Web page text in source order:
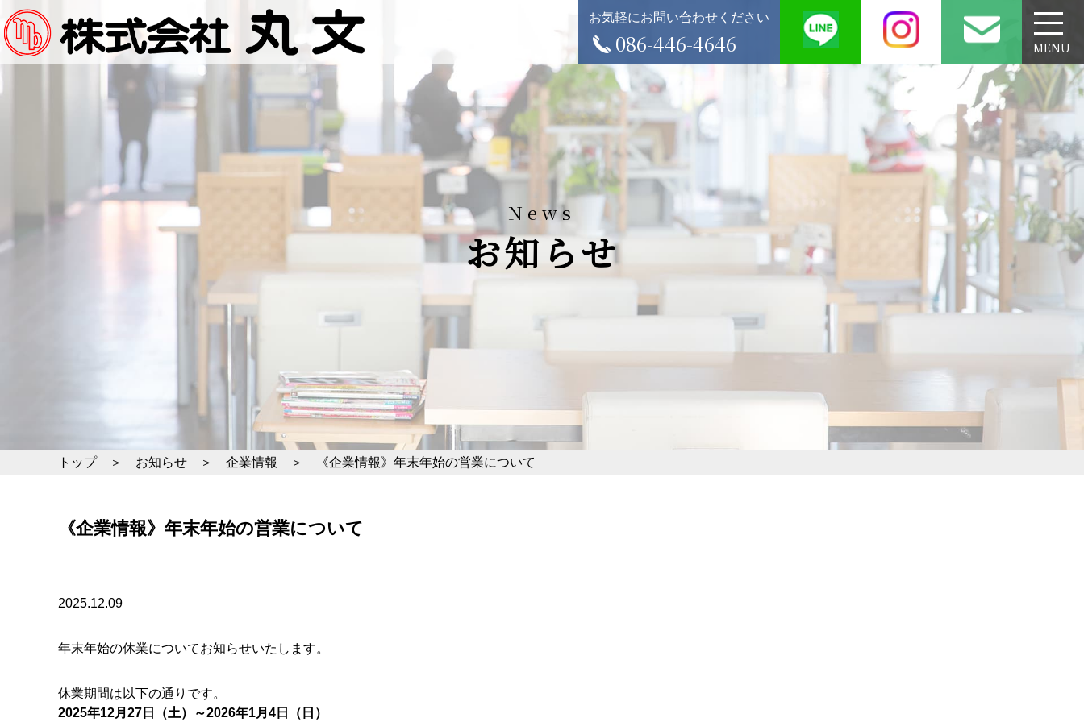
お気軽にお問い合わせください
086-446-4646
News
お知らせ
トップ＞ お知らせ ＞ 企業情報 ＞ 《企業情報》年末年始の営業について
MENU
《企業情報》年末年始の営業について
2025.12.09
年末年始の休業についてお知らせいたします。
休業期間は以下の通りです。
2025年12月27日（土）～2026年1月4日（日）